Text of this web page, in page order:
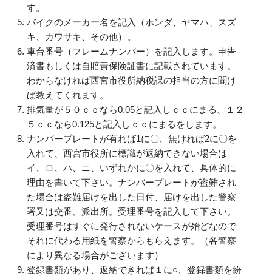
す。
バイクのメーカー名を記入（ホンダ、ヤマハ、スズ
キ、カワサキ、その他）。
車台番号（フレームナンバー）を記入します。申告
済書もしくは自賠責保険証書に記載されています。
わからなければ西宮市役所納税課の担当の方に聞け
ば教えてくれます。
排気量が５０ｃｃなら0.05と記入しｃｃにまる、１２
５ｃｃなら0.125と記入しｃｃにまるをします。
ナンバープレートが有れば1に〇、無ければ2に〇を
入れて、西宮市役所に標識が返納できない場合は
イ、ロ、ハ、ニ、いずれかに〇を入れて、具体的に
理由を書いて下さい。ナンバープレートが盗難され
た場合は盗難届けを出した日付、届けを出した警察
署又は交番、派出所。受理番号を記入して下さい。
受理番号はすぐに発行されないケースが殆どなので
それに代わる用紙を警察からもらえます。（各警察
により異なる場合がございます）
登録書類があり、返納できれば１に○、登録書類を紛